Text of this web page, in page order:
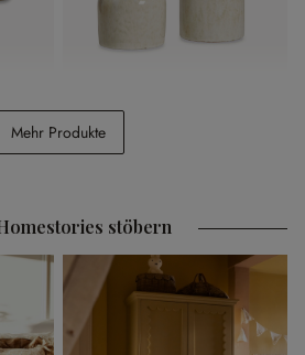
Vase 2er Set Kurys
Mehr Produkte
stöbern